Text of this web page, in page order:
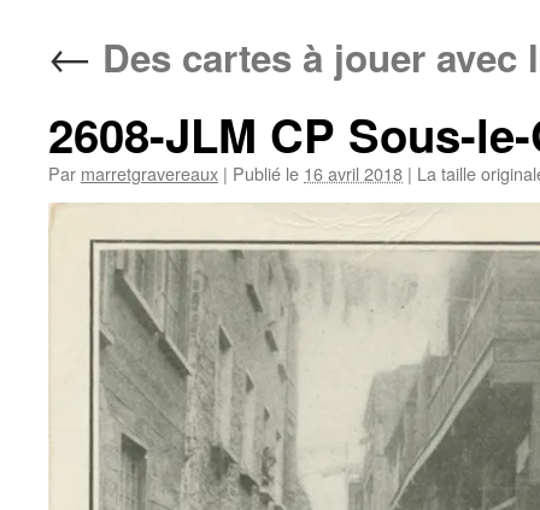
← Des cartes à jouer avec
2608-JLM CP Sous-
Par marretgravereaux | Publié le 16 avril 2018 | La taille